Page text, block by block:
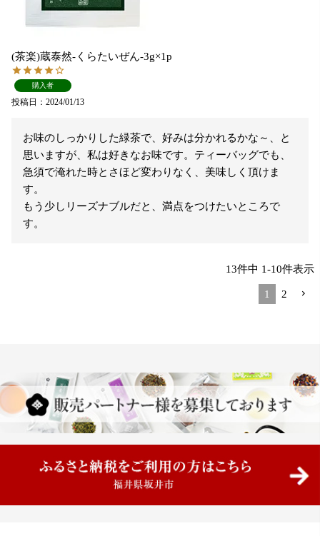
(茶楽)蔵泰然-くらたいぜん-3g×1p
購入者
投稿日 2024/01/13
お味のしっかりした緑茶で、好みは分かれるかな～、と
思いますが、私は好きなお味です。ティーバッグでも、
急須で淹れた時とさほど変わりなく、美味しく頂けま
す。
もう少しリーズナブルだと、満点をつけたいところで
す。
13件中 1-10件表示
1 2